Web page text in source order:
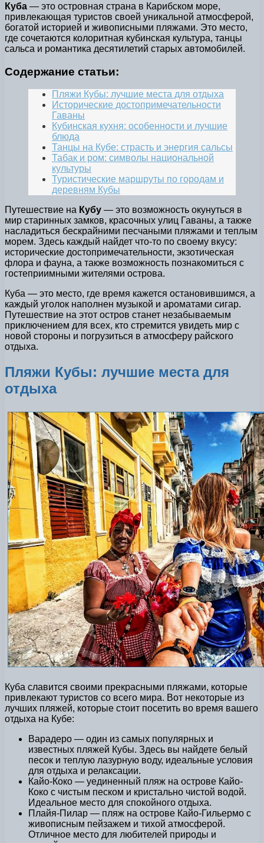
Куба — это островная страна в Карибском море,
привлекающая туристов своей уникальной атмосферой,
богатой историей и живописными пляжами. Это место,
где сочетаются колоритная кубинская культура, танцы
сальса и романтика десятилетий старых автомобилей.
Содержание статьи:
Пляжи Кубы: лучшие места для отдыха
Исторические достопримечательности
Гаваны
Кубинская кухня: особенности и лучшие
блюда
Танцы на Кубе: страсть и энергия сальсы
Табак и ром: символы национальной
культуры
Туристические маршруты по городам и
деревням Кубы
Путешествие на Кубу — это возможность окунуться в
мир старинных замков, красочных улиц Гаваны, а также
насладиться бескрайними песчаными пляжами и теплым
морем. Здесь каждый найдет что-то по своему вкусу:
исторические достопримечательности, экзотическая
флора и фауна, а также возможность познакомиться с
гостеприимными жителями острова.
Куба — это место, где время кажется остановившимся, а
каждый уголок наполнен музыкой и ароматами сигар.
Путешествие на этот остров станет незабываемым
приключением для всех, кто стремится увидеть мир с
новой стороны и погрузиться в атмосферу райского
отдыха.
Пляжи Кубы: лучшие места для
отдыха
Куба славится своими прекрасными пляжами, которые
привлекают туристов со всего мира. Вот некоторые из
лучших пляжей, которые стоит посетить во время вашего
отдыха на Кубе:
Варадеро — один из самых популярных и
известных пляжей Кубы. Здесь вы найдете белый
песок и теплую лазурную воду, идеальные условия
для отдыха и релаксации.
Кайо-Коко — уединенный пляж на острове Кайо-
Коко с чистым песком и кристально чистой водой.
Идеальное место для спокойного отдыха.
Плайя-Пилар — пляж на острове Кайо-Гильермо с
живописным пейзажем и тихой атмосферой.
Отличное место для любителей природы и